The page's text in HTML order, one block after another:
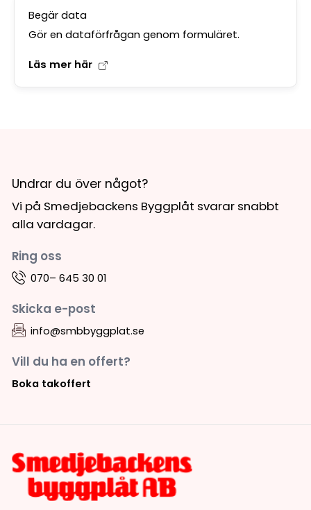
Begär data
Gör en dataförfrågan genom formuläret.
Läs mer här
Undrar du över något?
Vi på Smedjebackens Byggplåt svarar snabbt
alla vardagar.
Ring oss
070– 645 30 01
Skicka e-post
info@smbbyggplat.se
Vill du ha en offert?
Boka takoffert